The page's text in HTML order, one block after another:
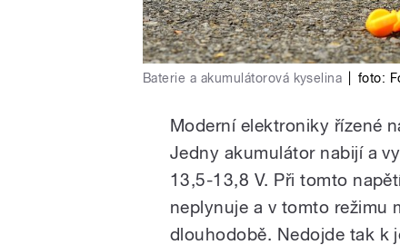
Baterie a akumulátorová kyselina foto:
Moderní elektroniky řízené
Jedny akumulátor nabijí a
13,5-13,8 V. Při tomto
neplynuje a v tomto režimu
dlouhodobě. Nedojde tak k